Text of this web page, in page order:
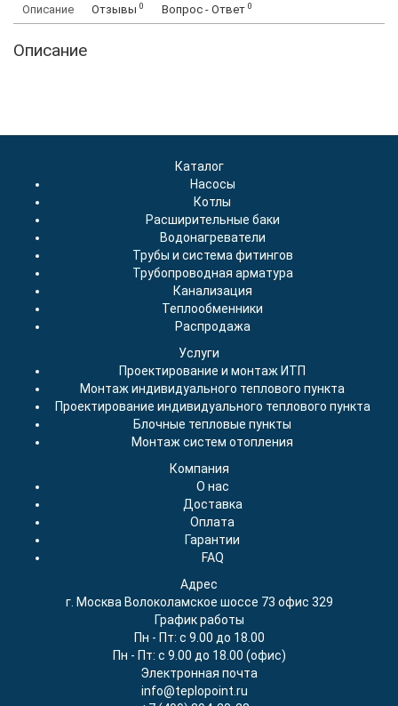
Описание Отзывы 0 Вопрос - Ответ 0
Описание
Каталог
Насосы
Котлы
Расширительные баки
Водонагреватели
Трубы и система фитингов
Трубопроводная арматура
Канализация
Теплообменники
Распродажа
Услуги
Проектирование и монтаж ИТП
Монтаж индивидуального теплового пункта
Проектирование индивидуального теплового пункта
Блочные тепловые пункты
Монтаж систем отопления
Компания
О нас
Доставка
Оплата
Гарантии
FAQ
Адрес
г. Москва Волоколамское шоссе 73 офис 329
График работы
Пн - Пт: с 9.00 до 18.00
Пн - Пт: с 9.00 до 18.00 (офис)
Электронная почта
info@teplopoint.ru